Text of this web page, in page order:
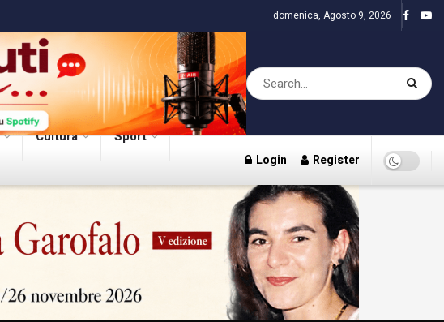
domenica, Agosto 9, 2026
Cultura Sport
Login Register